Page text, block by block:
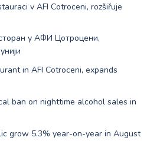
v AFI Cotroceni, rozšiřuje
у АФИ Цотроцени,
in AFI Cotroceni, expands
ban on nighttime alcohol sales in
grow 5.3% year-on-year in August